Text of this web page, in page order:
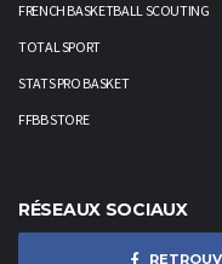
FRENCH BASKETBALL SCOUTING
TOTAL SPORT
STATS PRO BASKET
FFBB STORE
RÉSEAUX SOCIAUX